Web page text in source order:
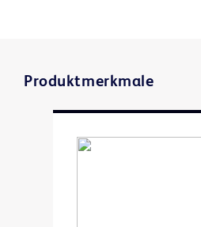
Produktmerkmale